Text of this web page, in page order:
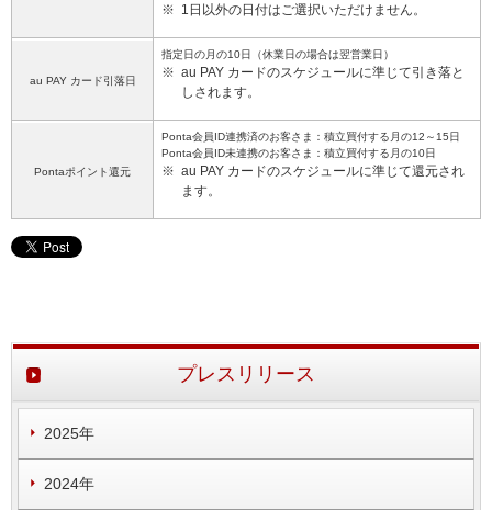
※ 1日以外の日付はご選択いただけません。
au PAY カード引落日
指定日の月の10日（休業日の場合は翌営業日）
※ au PAY カードのスケジュールに準じて引き落と
しされます。
Pontaポイント還元
Ponta会員ID連携済のお客さま：積立買付する月の12～15日
Ponta会員ID未連携のお客さま：積立買付する月の10日
※ au PAY カードのスケジュールに準じて還元され
ます。
プレスリリース
2025年
2024年